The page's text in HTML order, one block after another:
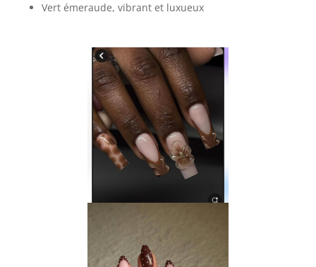
Vert émeraude, vibrant et luxueux